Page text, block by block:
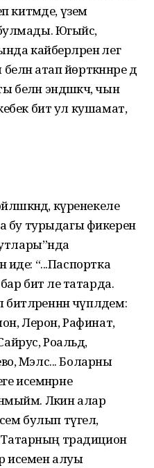
үземә
Югыйсә,
кайберләрен әлегә
атап йөрткәннәре дә
эндәшкәч, чын
бит ул кушамат,
күренекеле
турыдагы фикерен
утлары”нда
иде: “...Паспортка
бит әле татарда.
чүпләдем:
Лерон, Рафинат,
Роальд,
Мэлс... Боларны
исемнәрне
Ләкин алар
булып түгел,
традицион
исемен алуы